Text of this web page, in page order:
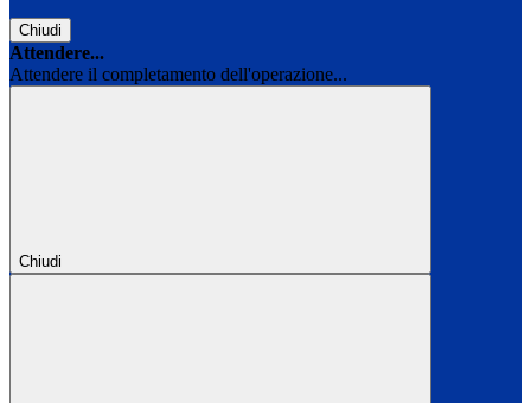
Chiudi
Attendere...
Attendere il completamento dell'operazione...
Chiudi